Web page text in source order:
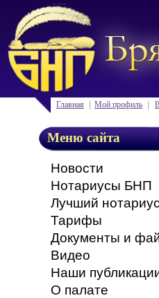
Главная Мой профиль
Меню сайта
Новости
Нотариусы БНП
Лучший
Тарифы
Документы и
Видео
Наши
О палате